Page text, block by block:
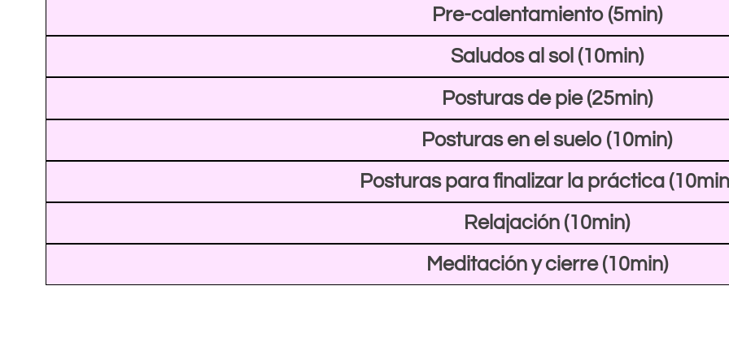
Pre-calentamiento (5min)
Saludos al sol (10min)
Posturas de pie (25min)
Posturas en el suelo (10min)
Posturas para finalizar la práctica
Relajación (10min)
Meditación y cierre (10min)